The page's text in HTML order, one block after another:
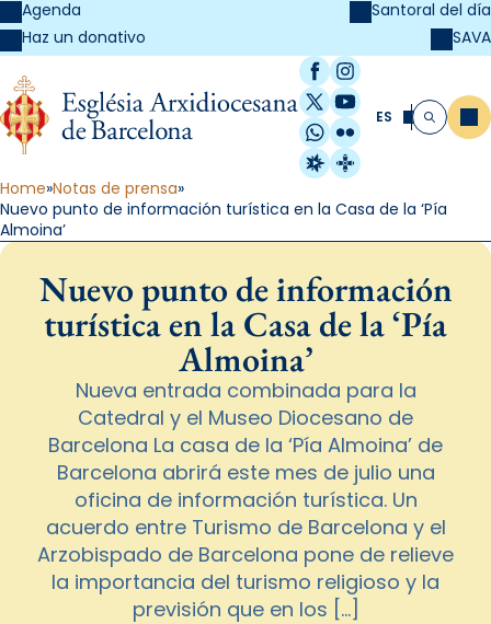
Agenda
Haz un donativo
Santoral del día
SAVA
Facebook
Instagram
X / Twitter
YouTube
WhatsApp
Flickr
Radio Estel
Catalunya
ES Buscar
Home Notas de prensa
Nuevo punto de información turística en la Casa de la ‘Pía
Almoina’
Nuevo punto de información
turística en la Casa de la ‘Pía
Almoina’
Nueva entrada combinada para la
Catedral y el Museo Diocesano de
Barcelona La casa de la ‘Pía Almoina’ de
Barcelona abrirá este mes de julio una
oficina de información turística. Un
acuerdo entre Turismo de Barcelona y el
Arzobispado de Barcelona pone de relieve
la importancia del turismo religioso y la
previsión que en los […]